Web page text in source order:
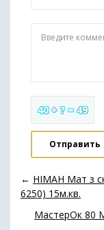
Введите
40 + ? = 49
← НІМАН Мат з
6250) 15м.кв.
МастерОк 80